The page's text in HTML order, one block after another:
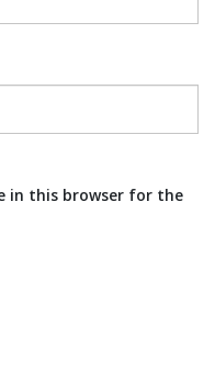
in this browser for the